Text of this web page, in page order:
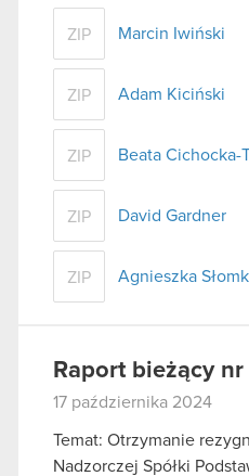
ZIP Marcin Iwiński
ZIP Adam Kiciński
ZIP Beata Cichocka-
ZIP David Gardner
ZIP Agnieszka
Raport bieżący
17 października 2024
Temat: Otrzymanie
Nadzorczej Spółki